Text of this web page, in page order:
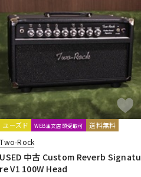
ン 配信/ライブ
機器
ユーズド WEB注文店頭受取可 送料無料
Two-Rock
USED 中古 Custom Reverb Signatu
re V1 100W Head